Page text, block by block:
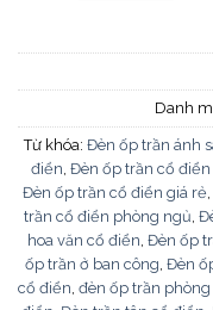
Danh
Từ khóa: Đèn ốp trần ánh
điển, Đèn ốp trần cổ
Đèn ốp trần cổ điển giá rẻ,
trần cổ điển phòng ngủ,
hoa văn cổ điển, Đèn ốp
ốp trần ở ban công, Đèn
cổ điển, đèn ốp trần